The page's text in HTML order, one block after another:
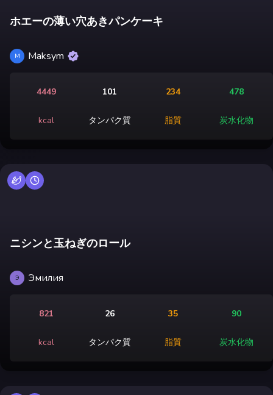
ホエーの薄い穴あきパンケーキ
M Maksym
4449
kcal
101
タンパク質
234
脂質
478
炭水化物
ニシンと玉ねぎのロール
Э Эмилия
821
kcal
26
タンパク質
35
脂質
90
炭水化物